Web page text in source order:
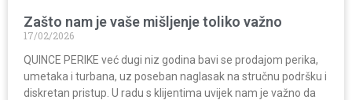
Zašto nam je vaše mišljenje toliko važno
17/02/2026
QUINCE PERIKE već dugi niz godina bavi se prodajom perika,
umetaka i turbana, uz poseban naglasak na stručnu podršku i
diskretan pristup. U radu s klijentima uvijek nam je važno da